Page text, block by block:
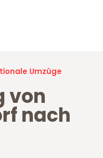
Umzüge
von
nach